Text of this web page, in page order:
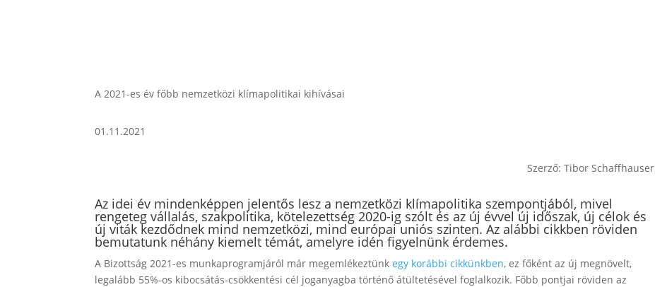
A 2021-es év főbb nemzetközi klímapolitikai kihívásai
01.11.2021
Szerző: Tibor Schaffhauser
Az idei év mindenképpen jelentős lesz a nemzetközi klímapolitika szempontjából, mivel
rengeteg vállalás, szakpolitika, kötelezettség 2020-ig szólt és az új évvel új időszak, új célok és
új viták kezdődnek mind nemzetközi, mind európai uniós szinten. Az alábbi cikkben röviden
bemutatunk néhány kiemelt témát, amelyre idén figyelnünk érdemes.
A Bizottság 2021-es munkaprogramjáról már megemlékeztünkegy korábbi cikkünkben, ez főként az új megnövelt,
legalább 55%-os kibocsátás-csökkentési cél joganyagba történő átültetésével foglalkozik. Főbb pontjai röviden az